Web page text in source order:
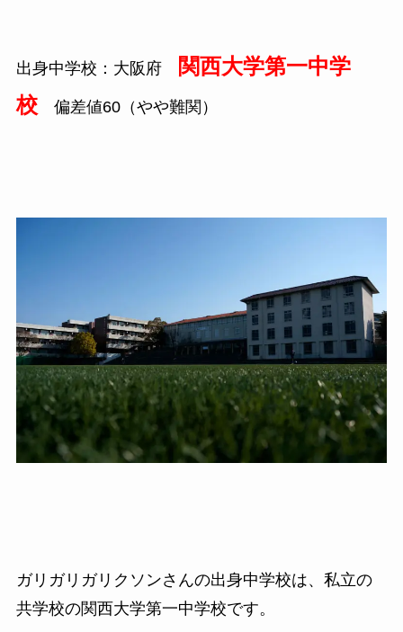
出身中学校：大阪府
関西大学第一中学
校偏差値60（やや難関）
ガリガリガリクソンさんの出身中学校は、私立の
共学校の関西大学第一中学校です。